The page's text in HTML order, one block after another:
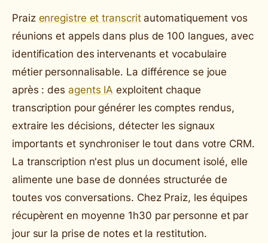
Praiz enregistre et transcritautomatiquement vos
réunions et appels dans plus de 100 langues, avec
identification des intervenants et vocabulaire
métier personnalisable. La différence se joue
après : des agents IA exploitent chaque
transcription pour générer les comptes rendus,
extraire les décisions, détecter les signaux
importants et synchroniser le tout dans votre CRM.
La transcription n'est plus un document isolé, elle
alimente une base de données structurée de
toutes vos conversations. Chez Praiz, les équipes
récupèrent en moyenne 1h30 par personne et par
jour sur la prise de notes et la restitution.